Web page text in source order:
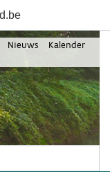
Nieuws
Kalender